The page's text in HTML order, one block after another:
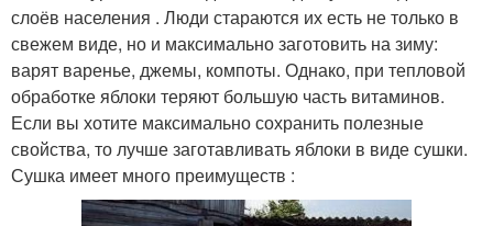
слоёв населения . Люди стараются их есть не только в
свежем виде, но и максимально заготовить на зиму:
варят варенье, джемы, компоты. Однако, при тепловой
обработке яблоки теряют большую часть витаминов.
Если вы хотите максимально сохранить полезные
свойства, то лучше заготавливать яблоки в виде сушки.
Сушка имеет много преимуществ :